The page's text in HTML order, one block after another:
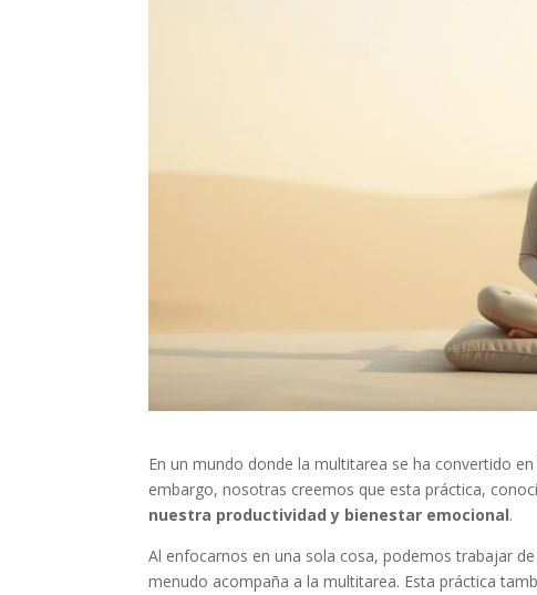
En un mundo donde la multitarea se ha convertido
embargo, nosotras creemos que esta práctica,
nuestra productividad y bienestar emocional.
Al enfocarnos en una sola cosa, podemos trabajar
menudo acompaña a la multitarea. Esta práctica